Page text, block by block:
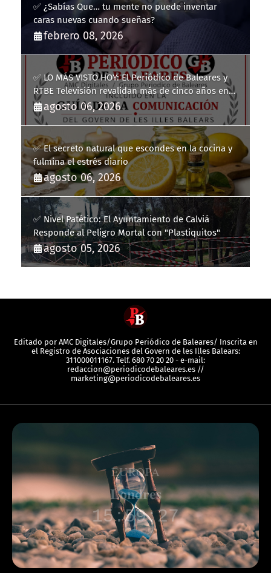
✅ ¿Sabías Que… tu mente no puede inventar
caras nuevas cuando sueñas?
febrero 08, 2026
✅ LO MÁS VISTO HOY: El Periódico de Baleares y
RTBE Televisión revalidan más de cinco años en
la Guía de la Comunicación del Govern de les Illes
Balears
agosto 06, 2026
✅ El secreto natural que escondes en la cocina y
fulmina el estrés diario
agosto 06, 2026
✅ Nivel Patético: El Ayuntamiento de Calviá
Responde al Peligro Mortal con "Plastiquitos"
agosto 05, 2026
Editado por AMC Digitales/Grupo Periódico de Baleares/ Inscrita en
el Registro de Asociaciones del Govern de les Illes Balears:
311000011167. Telf. 680 70 20 20 - e-mail:
redaccion@periodicodebaleares.es //
marketing@periodicodebaleares.es
EUROPA
Londres
15:59:27